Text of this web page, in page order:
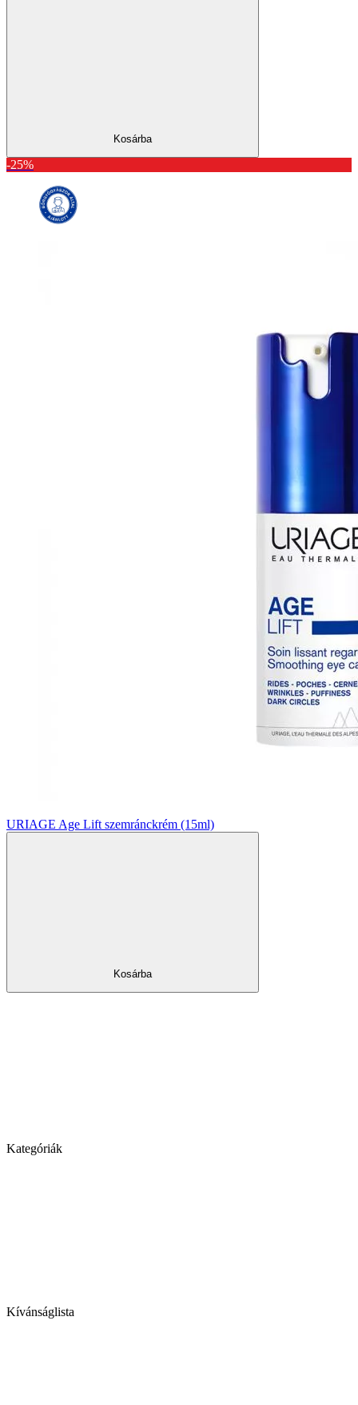
Kosárba
-25%
URIAGE Age Lift szemránckrém (15ml)
Kosárba
Kategóriák
Kívánságlista